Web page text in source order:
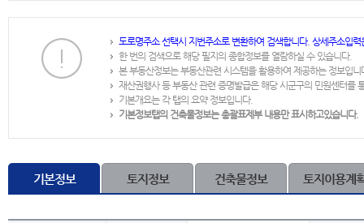
도로명주소 선택시 지번주소로 변환하여 검색합니다. 상세주소입
한 번의 검색으로 해당 필지의 종합정보를 열람하실 수 있습니다.
본 부동산정보는 부동산관련 시스템을 활용하여 제공하는 정보입니
재산권행사 등 부동산 관련 증명발급은 해당 시군구의 민원센터를
기본개요는 각 탭의 요약 정보입니다.
기본정보탭의 건축물정보는 총괄표제부 내용만 표시하고있습니다.
기본정보 토지정보 건축물정보 토지이용계